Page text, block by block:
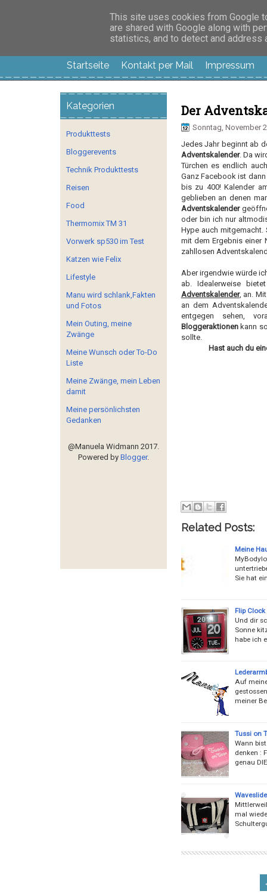
Manus Testwelt,
Startseite Kontakt per Mail Impressum
Der
Sonntag, November
Jedes Jahr beginnt ab
Adventskalender. Da
Türchen es endlich
Ganz Facebook ist
bis zu 400! Kalender
geblieben an denen
Adventskalender
oder bin ich nur
Hype auch
mit dem Ergebnis einer
zahllosen
Aber irgendwie würde
ab. Idealerweise
Adventskalender, an.
an dem
entgegen sehen,
Bloggeraktionenkann
sollte.
Hast auch du
Related Posts:
Meine
Sie hat
Flip
Und dir
Sonne
habe ich
Auf
meiner
Tussi on
Wann
denken :
genau
mal
Kategorien
Produkttests
Bloggerevents
Technik Produkttests
Reisen
Food
Thermomix TM 31
Vorwerk sp530 im Test
Katzen wie Felix
Lifestyle
Manu wird schlank,Fakten
und Fotos
Mein Outing, meine
Zwänge
Meine Wunsch oder To-Do
Liste
Meine Zwänge, mein Leben
damit
Meine persönlichsten
Gedanken
@Manuela Widmann 2017.
Powered by Blogger.
This site uses cookies from Google
are shared with Google along with
statistics, and to detect and address